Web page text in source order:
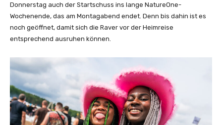
Donnerstag auch der Startschuss ins lange NatureOne-
Wochenende, das am Montagabend endet. Denn bis dahin ist es
noch geöffnet, damit sich die Raver vor der Heimreise
entsprechend ausruhen können.